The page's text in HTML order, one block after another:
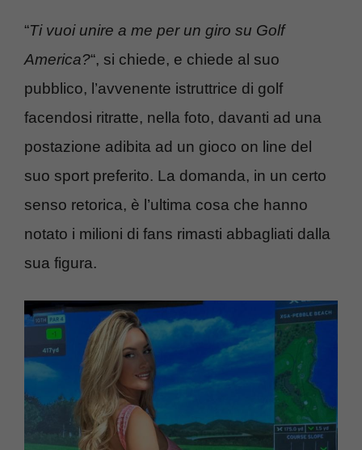
“Ti vuoi unire a me per un giro su Golf
America?“, si chiede, e chiede al suo
pubblico, l’avvenente istruttrice di golf
facendosi ritratte, nella foto, davanti ad una
postazione adibita ad un gioco on line del
suo sport preferito. La domanda, in un certo
senso retorica, è l’ultima cosa che hanno
notato i milioni di fans rimasti abbagliati dalla
sua figura.